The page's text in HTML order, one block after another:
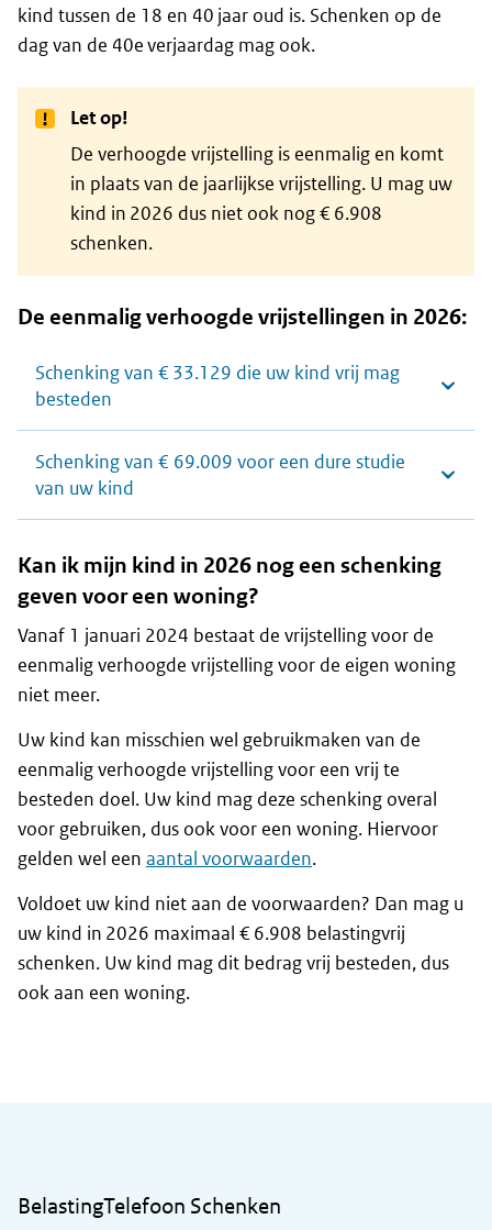
kind tussen de 18 en 40 jaar oud is. Schenken op de
dag van de 40e verjaardag mag ook.
Let op!
De verhoogde vrijstelling is eenmalig en komt
in plaats van de jaarlijkse vrijstelling. U mag uw
kind in 2026 dus niet ook nog € 6.908
schenken.
De eenmalig verhoogde vrijstellingen in 2026:
Schenking van € 33.129 die uw kind vrij mag
besteden
Schenking van € 69.009 voor een dure studie
van uw kind
Kan ik mijn kind in 2026 nog een schenking
geven voor een woning?
Vanaf 1 januari 2024 bestaat de vrijstelling voor de
eenmalig verhoogde vrijstelling voor de eigen woning
niet meer.
Uw kind kan misschien wel gebruikmaken van de
eenmalig verhoogde vrijstelling voor een vrij te
besteden doel. Uw kind mag deze schenking overal
voor gebruiken, dus ook voor een woning. Hiervoor
gelden wel een aantal voorwaarden.
Voldoet uw kind niet aan de voorwaarden? Dan mag u
uw kind in 2026 maximaal € 6.908 belastingvrij
schenken. Uw kind mag dit bedrag vrij besteden, dus
ook aan een woning.
BelastingTelefoon Schenken